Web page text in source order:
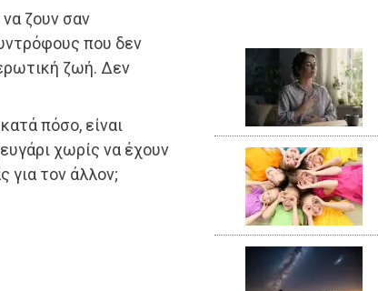
ζουν σαν
που δεν
ζωή. Δεν
πόσο, είναι
χωρίς να έχουν
για τον άλλον;